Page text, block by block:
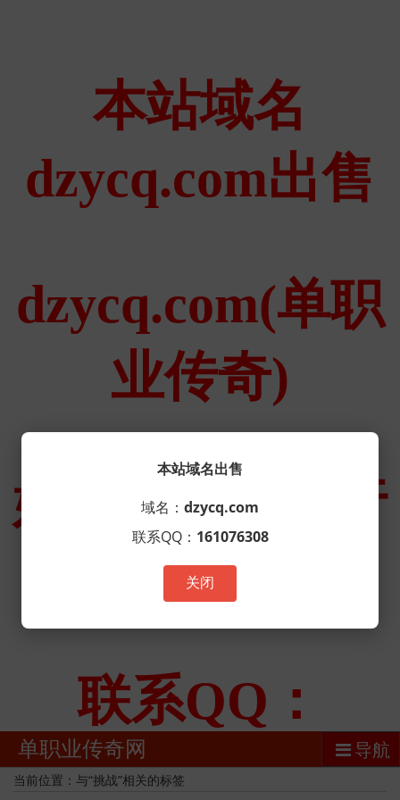
单职业传奇网 导航
当前位置：与“挑战”相关的标签
本站域名出售
域名： dzycq.com
联系QQ： 161076308
关闭